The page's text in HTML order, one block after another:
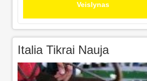
Veislynas
Italia Tikrai Nauja